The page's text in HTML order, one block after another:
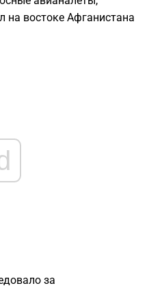
на востоке Афганистана
за